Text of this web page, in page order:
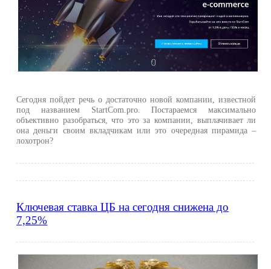
Сегодня пойдет речь о достаточно новой компании, известной
под названием StartCom.pro. Постараемся максимально
объективно разобраться, что это за компании, выплачивает ли
она деньги своим вкладчикам или это очередная пирамида –
лохотрон?
Ключевая ставка ЦБ на сегодня снижена до
7,25%